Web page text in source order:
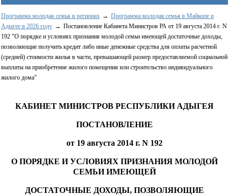
Программа молодая семья в регионах
Программа молодая семья в Майкопе и
Адыгее в 2026 году
Постановление Кабинета Министров РА от 19 августа 2014 г. N
192 "О порядке и условиях признания молодой семьи имеющей достаточные доходы,
позволяющие получить кредит либо иные денежные средства для оплаты расчетной
(средней) стоимости жилья в части, превышающей размер предоставляемой социальной
выплаты на приобретение жилого помещения или строительство индивидуального
жилого дома"
КАБИНЕТ МИНИСТРОВ РЕСПУБЛИКИ АДЫГЕЯ
ПОСТАНОВЛЕНИЕ
от 19 августа 2014 г. N 192
О ПОРЯДКЕ И УСЛОВИЯХ ПРИЗНАНИЯ МОЛОДОЙ
СЕМЬИ ИМЕЮЩЕЙ
ДОСТАТОЧНЫЕ ДОХОДЫ, ПОЗВОЛЯЮЩИЕ